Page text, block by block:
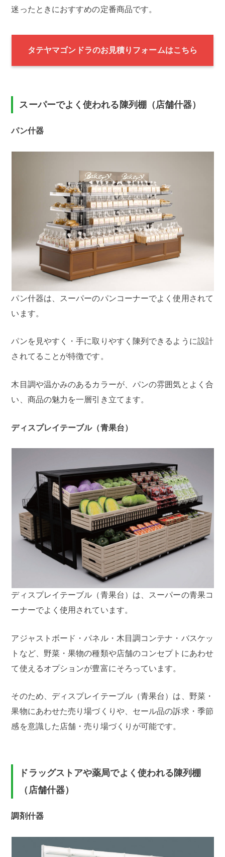
迷ったときにおすすめの定番商品です。
タテヤマゴンドラのお見積りフォームはこちら
スーパーでよく使われる陳列棚（店舗什器）
パン什器
パン什器は、スーパーのパンコーナーでよく使用されて
います。
パンを見やすく・手に取りやすく陳列できるように設計
されてることが特徴です。
木目調や温かみのあるカラーが、パンの雰囲気とよく合
い、商品の魅力を一層引き立てます。
ディスプレイテーブル（青果台）
ディスプレイテーブル（青果台）は、スーパーの青果コ
ーナーでよく使用されています。
アジャストボード・パネル・木目調コンテナ・バスケッ
トなど、野菜・果物の種類や店舗のコンセプトにあわせ
て使えるオプションが豊富にそろっています。
そのため、ディスプレイテーブル（青果台）は、野菜・
果物にあわせた売り場づくりや、セール品の訴求・季節
感を意識した店舗・売り場づくりが可能です。
ドラッグストアや薬局でよく使われる陳列棚
（店舗什器）
調剤什器